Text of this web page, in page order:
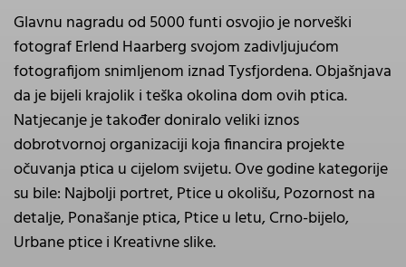
Glavnu nagradu od 5000 funti osvojio je norveški
fotograf Erlend Haarberg svojom zadivljujućom
fotografijom snimljenom iznad Tysfjordena. Objašnjava
da je bijeli krajolik i teška okolina dom ovih ptica.
Natjecanje je također doniralo veliki iznos
dobrotvornoj organizaciji koja financira projekte
očuvanja ptica u cijelom svijetu. Ove godine kategorije
su bile: Najbolji portret, Ptice u okolišu, Pozornost na
detalje, Ponašanje ptica, Ptice u letu, Crno-bijelo,
Urbane ptice i Kreativne slike.